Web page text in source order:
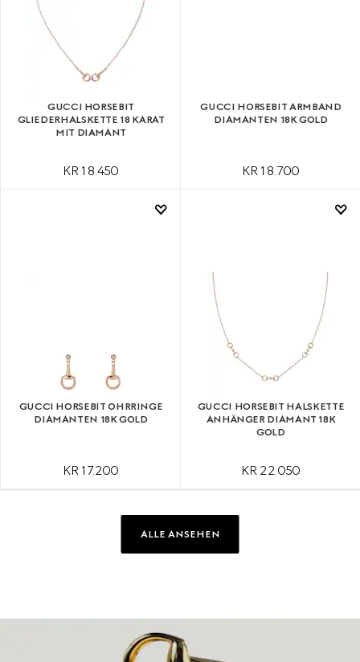
GUCCI HORSEBIT
GLIEDERHALSKETTE 18 KARAT
MIT DIAMANT
KR 18.450
GUCCI HORSEBIT ARMBAND
DIAMANTEN 18K GOLD
KR 18.700
GUCCI HORSEBIT OHRRINGE
DIAMANTEN 18K GOLD
KR 17.200
GUCCI HORSEBIT HALSKETTE
ANHÄNGER DIAMANT 18K
GOLD
KR 22.050
ALLE ANSEHEN